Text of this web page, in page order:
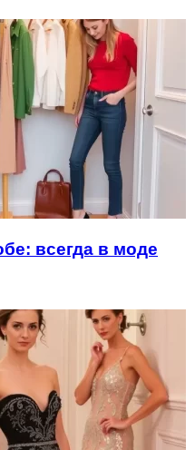
всегда в моде